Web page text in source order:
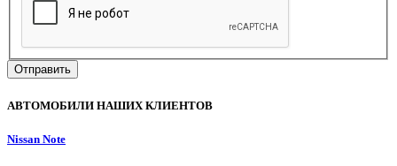
Отправить
АВТОМОБИЛИ НАШИХ КЛИЕНТОВ
Nissan Note